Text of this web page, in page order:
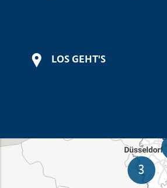
LOS GEHT'S